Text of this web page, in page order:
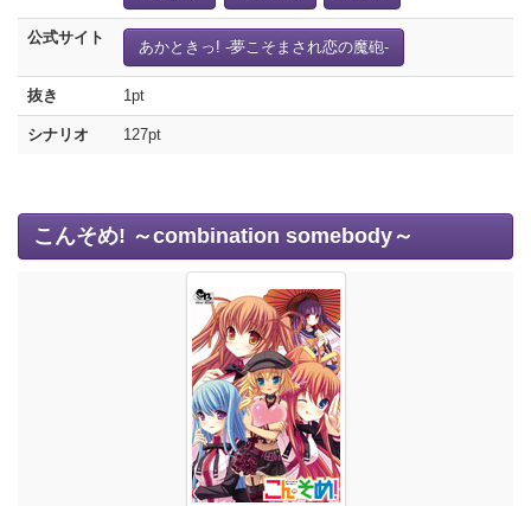
公式サイト
あかときっ! -夢こそまされ恋の魔砲-
抜き 1pt
シナリオ 127pt
こんそめ! ～combination somebody～